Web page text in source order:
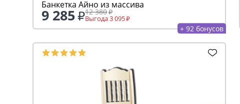
Банкетка Айно из массива
9 285 12 380
Выгода 3 095
+ 92 бонусов